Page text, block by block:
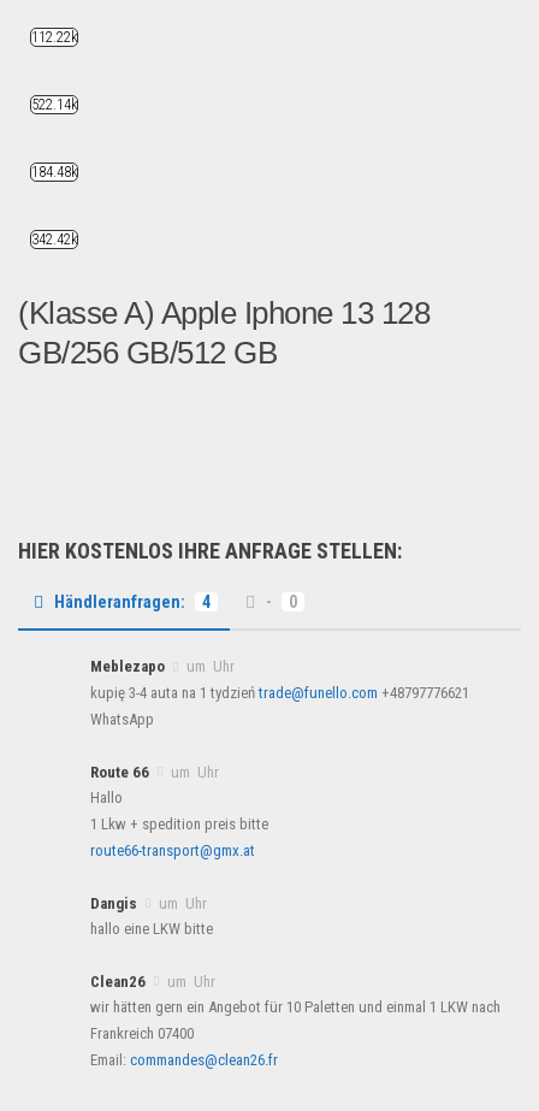
(Klasse A) Apple Iphone 13 128
GB/256 GB/512 GB
HIER KOSTENLOS IHRE ANFRAGE STELLEN:
Händleranfragen: 4 - 0
Meblezapo
um Uhr
kupię 3-4 auta na 1 tydzieńtrade@funello.com +48797776621
WhatsApp
Route 66
um Uhr
Hallo
1 Lkw + spedition preis bitte
route66-transport@gmx.at
Dangis
um Uhr
hallo eine LKW bitte
Clean26
um Uhr
wir hätten gern ein Angebot für 10 Paletten und einmal 1 LKW nach
Frankreich 07400
Email: commandes@clean26.fr
112.22k
522.14k
184.48k
342.42k